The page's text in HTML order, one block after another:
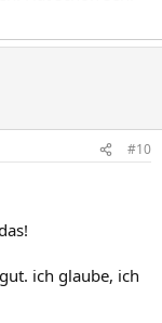
#10
ich glaube, ich